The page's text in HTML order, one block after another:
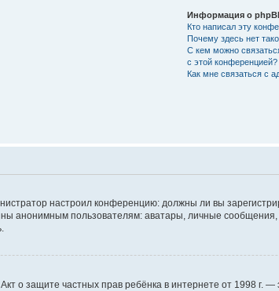
Информация о
Кто написал эту
Почему здесь нет
С кем можно
с этой конференцией?
Как мне связаться с
настроил конференцию: должны ли вы
анонимным пользователям: аватары, личные сообщения,
о защите частных прав ребёнка в интернете от 1998